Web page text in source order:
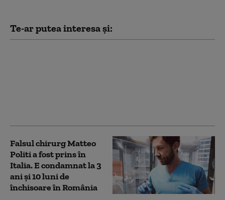
Te-ar putea interesa și:
Falsul chirurg Matteo
Politi a fost prins în
Italia. E condamnat la 3
ani și 10 luni de
închisoare în România